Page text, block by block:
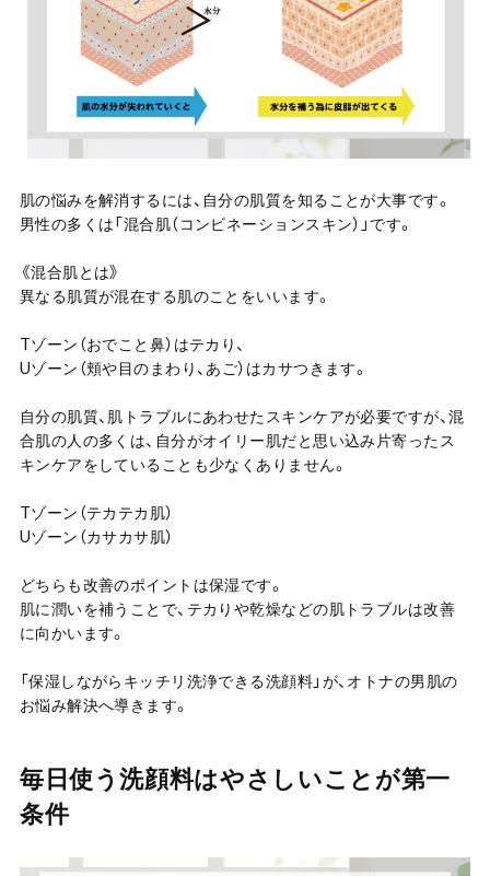
肌の悩みを解消するには、自分の肌質を知ることが大事です。
男性の多くは「混合肌（コンビネーションスキン）」です。
《混合肌とは》
異なる肌質が混在する肌のことをいいます。
Tゾーン（おでこと鼻）はテカり、
Uゾーン（頬や目のまわり、あご）はカサつきます。
自分の肌質、肌トラブルにあわせたスキンケアが必要ですが、混
合肌の人の多くは、自分がオイリー肌だと思い込み片寄ったス
キンケアをしていることも少なくありません。
Tゾーン（テカテカ肌）
Uゾーン（カサカサ肌）
どちらも改善のポイントは保湿です。
肌に潤いを補うことで、テカりや乾燥などの肌トラブルは改善
に向かいます。
「保湿しながらキッチリ洗浄できる洗顔料」が、オトナの男肌の
お悩み解決へ導きます。
毎日使う洗顔料はやさしいことが第一
条件